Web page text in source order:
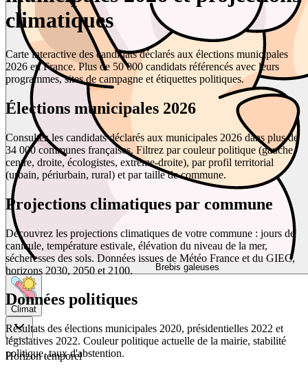
Brebis galeuses
Climat
Horizon temporel
climatiques
Carte interactive des candidats déclarés aux élections municipales
2026 en France. Plus de 50 000 candidats référencés avec leurs
programmes, sites de campagne et étiquettes politiques.
Élections municipales 2026
Consultez les candidats déclarés aux municipales 2026 dans plus de
34 000 communes françaises. Filtrez par couleur politique (gauche,
centre, droite, écologistes, extrême-droite), par profil territorial
(urbain, périurbain, rural) et par taille de commune.
Projections climatiques par commune
Découvrez les projections climatiques de votre commune : jours de
canicule, température estivale, élévation du niveau de la mer,
sécheresses des sols. Données issues de Météo France et du GIEC,
horizons 2030, 2050 et 2100.
Données politiques
Résultats des élections municipales 2020, présidentielles 2022 et
législatives 2022. Couleur politique actuelle de la mairie, stabilité
politique, taux d'abstention.